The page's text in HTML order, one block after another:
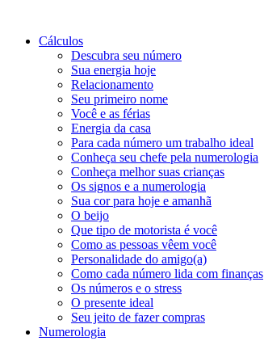
Cálculos
Descubra seu número
Sua energia hoje
Relacionamento
Seu primeiro nome
Você e as férias
Energia da casa
Para cada número um trabalho ideal
Conheça seu chefe pela numerologia
Conheça melhor suas crianças
Os signos e a numerologia
Sua cor para hoje e amanhã
O beijo
Que tipo de motorista é você
Como as pessoas vêem você
Personalidade do amigo(a)
Como cada número lida com finanças
Os números e o stress
O presente ideal
Seu jeito de fazer compras
Numerologia